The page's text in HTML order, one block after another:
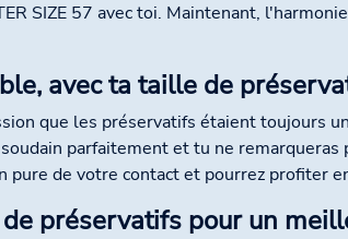
SIZE 57 avec toi. Maintenant,
avec ta taille de
que les préservatifs étaient toujours
parfaitement et tu ne
pure de votre contact et pourrez profiter
préservatifs pour un